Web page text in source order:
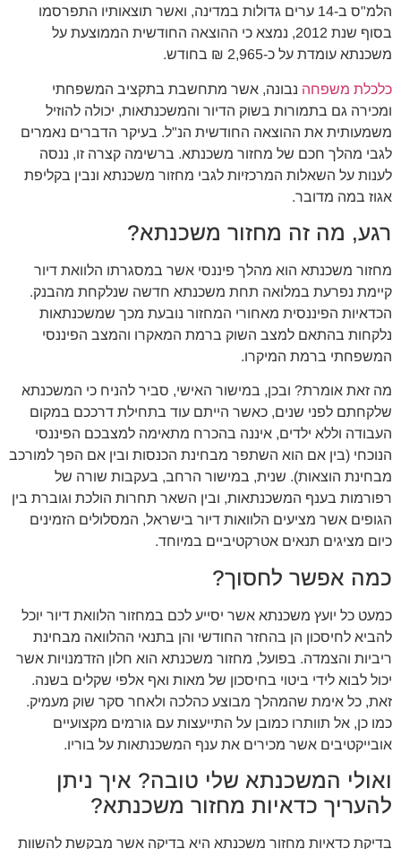
הלמ"ס ב-14 ערים גדולות במדינה, ואשר תוצאותיו התפרסמו
בסוף שנת 2012, נמצא כי ההוצאה החודשית הממוצעת על
משכנתא עומדת על כ-2,965 ₪ בחודש.
כלכלת משפחה נבונה, אשר מתחשבת בתקציב המשפחתי
ומכירה גם בתמורות בשוק הדיור והמשכנתאות, יכולה להוזיל
משמעותית את ההוצאה החודשית הנ"ל. בעיקר הדברים נאמרים
לגבי מהלך חכם של מחזור משכנתא. ברשימה קצרה זו, ננסה
לענות על השאלות המרכזיות לגבי מחזור משכנתא ונבין בקליפת
אגוז במה מדובר.
רגע, מה זה מחזור משכנתא?
מחזור משכנתא הוא מהלך פיננסי אשר במסגרתו הלוואת דיור
קיימת נפרעת במלואה תחת משכנתא חדשה שנלקחת מהבנק.
הכדאיות הפיננסית מאחורי המחזור נובעת מכך שמשכנתאות
נלקחות בהתאם למצב השוק ברמת המאקרו והמצב הפיננסי
המשפחתי ברמת המיקרו.
מה זאת אומרת? ובכן, במישור האישי, סביר להניח כי המשכנתא
שלקחתם לפני שנים, כאשר הייתם עוד בתחילת דרככם במקום
העבודה וללא ילדים, איננה בהכרח מתאימה למצבכם הפיננסי
הנוכחי (בין אם הוא השתפר מבחינת הכנסות ובין אם הפך למורכב
מבחינת הוצאות). שנית, במישור הרחב, בעקבות שורה של
רפורמות בענף המשכנתאות, ובין השאר תחרות הולכת וגוברת בין
הגופים אשר מציעים הלוואות דיור בישראל, המסלולים הזמינים
כיום מציגים תנאים אטרקטיביים במיוחד.
כמה אפשר לחסוך?
כמעט כל יועץ משכנתא אשר יסייע לכם במחזור הלוואת דיור יוכל
להביא לחיסכון הן בהחזר החודשי והן בתנאי ההלוואה מבחינת
ריביות והצמדה. בפועל, מחזור משכנתא הוא חלון הזדמנויות אשר
יכול לבוא לידי ביטוי בחיסכון של מאות ואף אלפי שקלים בשנה.
זאת, כל אימת שהמהלך מבוצע כהלכה ולאחר סקר שוק מעמיק.
כמו כן, אל תוותרו כמובן על התייעצות עם גורמים מקצועיים
אובייקטיבים אשר מכירים את ענף המשכנתאות על בוריו.
ואולי המשכנתא שלי טובה? איך ניתן
להעריך כדאיות מחזור משכנתא?
בדיקת כדאיות מחזור משכנתא היא בדיקה אשר מבקשת להשוות